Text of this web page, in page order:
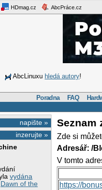
HDmag.cz AbcPráce.cz
AbcLinuxu hledá autory!
Poradna FAQ
napište »
inzerujte »
vydána
Dawn of the
Seznam
Zde si
Adresář: /
V tomto
https://